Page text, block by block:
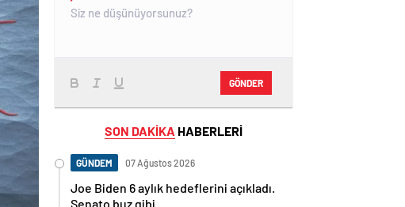
GÖNDER
SON DAKİKA HABERLERİ
GÜNDEM 07 Ağustos 2026
Joe Biden 6 aylık hedeflerini açıkladı.
Senato buz gibi…